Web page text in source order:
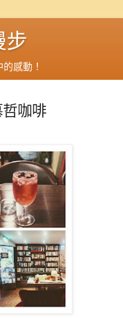
步
感動！
哲咖啡